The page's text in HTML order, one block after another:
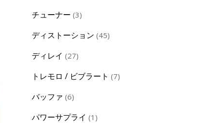
チューナー 33
ディストーション 4545
ディレイ 2727
トレモロ / ビブラート 77
バッファ 66
パワーサプライ 1 1